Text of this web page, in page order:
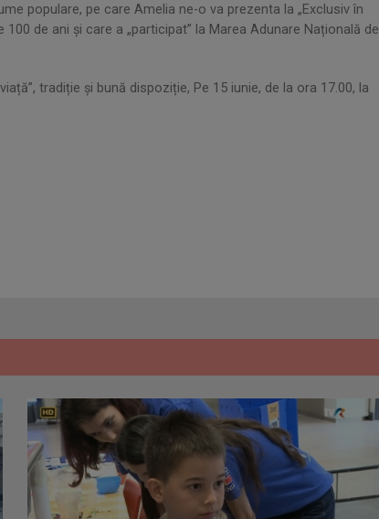
populare, pe care Amelia ne-o va prezenta la „Exclusiv în
de ani şi care a „participat” la Marea Adunare Națională de
tradiție și bună dispoziție, Pe 15 iunie, de la ora 17.00, la